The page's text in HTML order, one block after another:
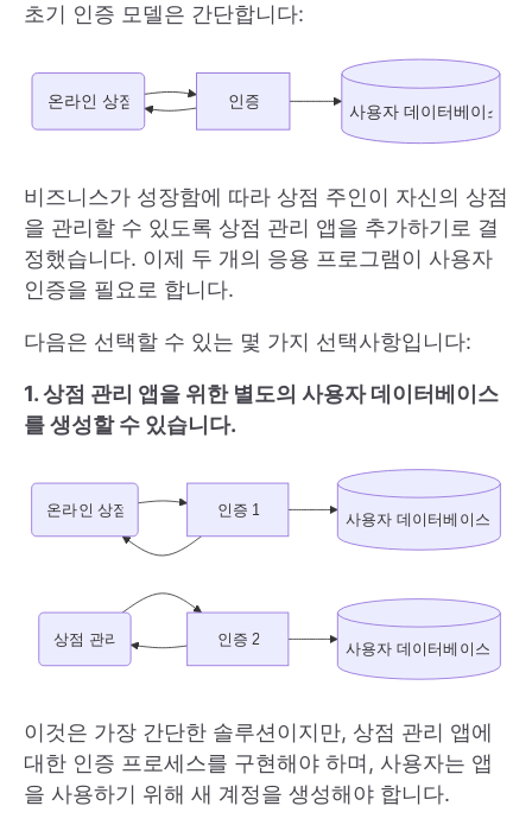
초기 인증 모델은 간단합니다:
비즈니스가 성장함에 따라 상점 주인이 자신의 상점
을 관리할 수 있도록 상점 관리 앱을 추가하기로 결
정했습니다. 이제 두 개의 응용 프로그램이 사용자
인증을 필요로 합니다.
다음은 선택할 수 있는 몇 가지 선택사항입니다:
1. 상점 관리 앱을 위한 별도의 사용자 데이터베이스
를 생성할 수 있습니다.
이것은 가장 간단한 솔루션이지만, 상점 관리 앱에
대한 인증 프로세스를 구현해야 하며, 사용자는 앱
을 사용하기 위해 새 계정을 생성해야 합니다.